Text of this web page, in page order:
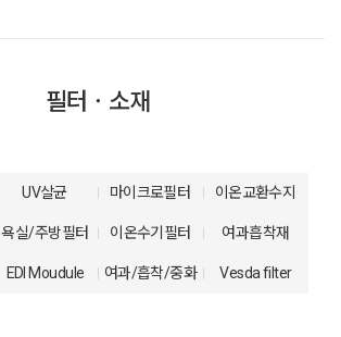
필터ㆍ소재
UV살균 마이크로필터 이온교환수지
욕실/주방필터 이온수기필터 여과흡착재
EDI Moudule 여과/흡착/중화 Vesda filter